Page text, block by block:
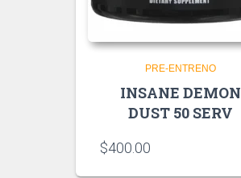
PRE-ENTRENO
INSANE DEMON
DUST 50 SERV
$400.00